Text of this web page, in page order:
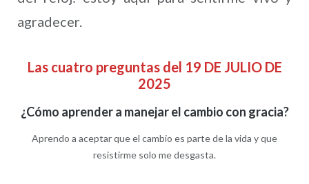
agradecer.
Las cuatro preguntas del 19 DE JULIO DE
2025
¿Cómo aprender a manejar el cambio con gracia?
Aprendo a aceptar que el cambio es parte de la vida y que
resistirme solo me desgasta.